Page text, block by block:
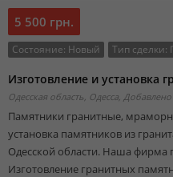
5 500 грн.
Состояние: Новый Тип сделки:
Изготовление и установка
Одесская область, Одесса, Добавлено
Памятники гранитные,
установка памятников из
Одесской области. Наша фирма
Изготовление гранитных